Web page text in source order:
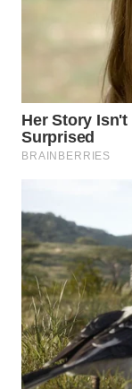
TANGERANG
WN
WN
CIREBON
WN
INDRAMAYU
WN
KUNINGAN